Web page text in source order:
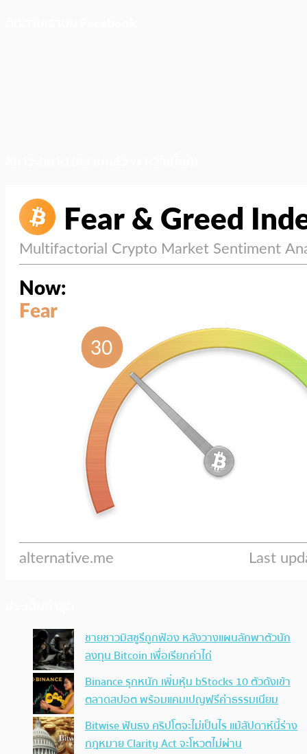
ชายชาวมิสซูรีถูกฟ้อง หลังวางแผนลักพาตัวนัก
ลงทุน Bitcoin เพื่อเรียกค่าไถ่
Binance รุกหนัก เพิ่มหุ้น bStocks 10 ตัวดังเข้า
ตลาดสปอต พร้อมแคมเปญฟรีค่าธรรมเนียม
Bitwise ฟันธง คริปโตจะไม่เป็นไร แม้สัปดาห์นี้ร่าง
กฎหมาย Clarity Act จะโหวตไม่ผ่าน